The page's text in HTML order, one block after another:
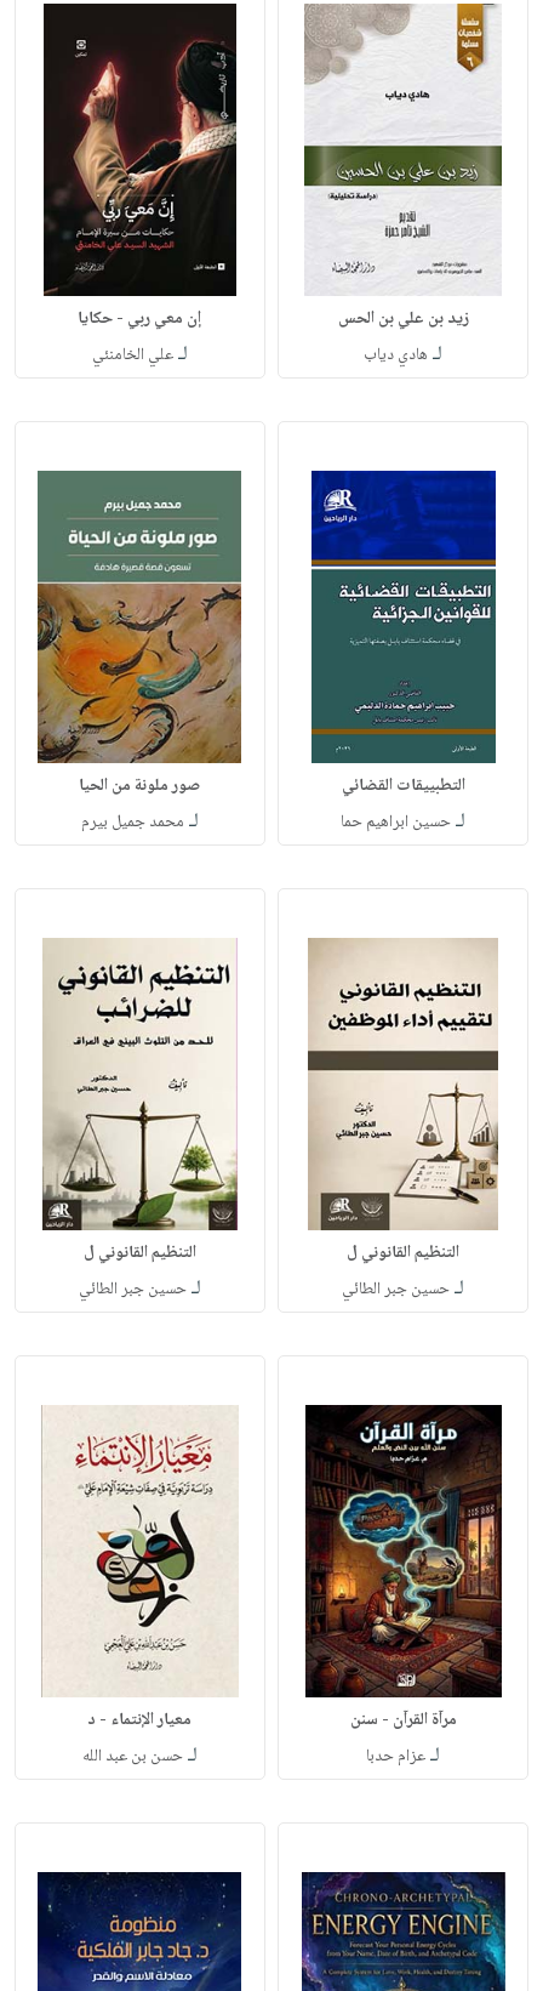
زيد بن علي بن الحس
لـ هادي دياب
إن معي ربي - حكايا
لـعلي الخامنئي
التطبييقات القضائي
لـحسين ابراهيم حما
صور ملونة من الحيا
لـ محمد جميل بيرم
التنظيم القانوني ل
لـحسين جبر الطائي
التنظيم القانوني ل
لـحسين جبر الطائي
مرآة القرآن - سنن
لـعزام حدبا
معيار الإنتماء - د
لـحسن بن عبد الله